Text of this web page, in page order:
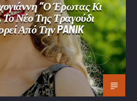
“Ο Έρωτας Κι
Νέο Της Τραγούδι
Από Την PANIK